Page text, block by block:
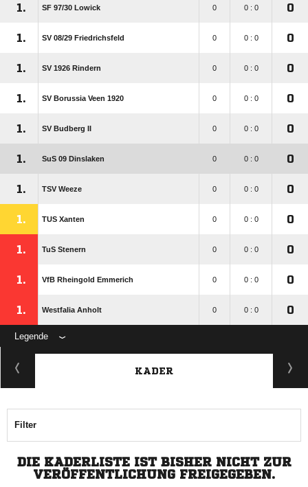
1. SF 97/​30 Lowick 0 0 : 0 0
1. SV 08/​29 Friedrichsfeld 0 0 : 0 0
1. SV 1926 Rindern 0 0 : 0 0
1. SV Borussia Veen 1920 0 0 : 0 0
1. SV Budberg II 0 0 : 0 0
1. SuS 09 Dinslaken 0 0 : 0 0
1. TSV Weeze 0 0 : 0 0
1. TUS Xanten 0 0 : 0 0
1. TuS Stenern 0 0 : 0 0
1. VfB Rheingold Emmerich 0 0 : 0 0
1. Westfalia Anholt 0 0 : 0 0
Legende
KADER
Filter
DIE KADERLISTE IST BISHER NICHT ZUR
VERÖFFENTLICHUNG FREIGEGEBEN.